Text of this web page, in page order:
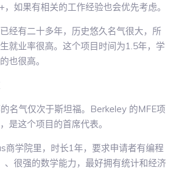
如果有相关的工作经验也会优先考虑。
经有二十多年，历史悠久名气很大，所
就业率很高。这个项目时间为1.5年，学
也很高。
名气仅次于斯坦福。Berkeley 的MFE项
是这个项目的首席代表。
商学院里，时长1年，要求申请者有编程
、很强的数学能力，最好拥有统计和经济